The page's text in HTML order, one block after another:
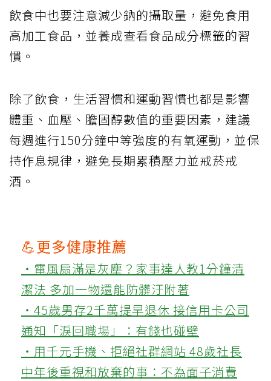
飲食中也要注意減少鈉的攝取量，避免食用
高加工食品，並養成查看食品成分標籤的習
慣。
除了飲食，生活習慣和運動習慣也都是影響
體重、血壓、膽固醇數值的重要因素，建議
每週進行150分鐘中等強度的有氧運動，並保
持作息規律，避免長期累積壓力並戒菸戒
酒。
💪更多健康推薦
‧電風扇滿是灰塵？家事達人教1分鐘清
潔法 多加一物還能防髒汙附著
‧45歲男存2千萬提早退休 接信用卡公司
通知「淚回職場」：有錢也碰壁
‧用千元手機、拒絕社群網站 48歲社長
中年後重視和放棄的事：不為面子消費